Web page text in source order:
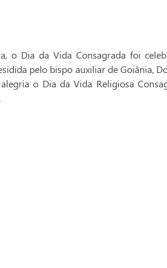
o Dia da Vida Consagrada foi
pelo bispo auxiliar de Goiânia,
o Dia da Vida Religiosa